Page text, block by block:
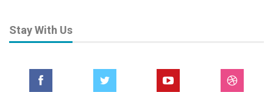
Stay With Us